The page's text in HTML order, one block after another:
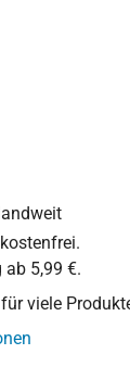
ab 5,99 €.
viele